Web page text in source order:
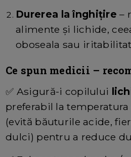
Durerea la înghiţire –
alimente şi lichide,
oboseala sau
Ce spun medicii –
✅ Asigură-i copilului
preferabil la
(evită băuturile acide,
dulci) pentru a reduce